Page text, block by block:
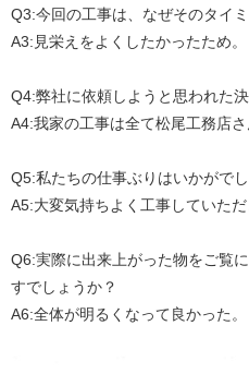
Q3:今回の工事は、なぜそのタイ
A3: 見栄えをよくしたかったため。
Q4:弊社に依頼しようと思われた
A4:我家の工事は全て松尾工務店
Q5:私たちの仕事ぶりはいかがで
A5:大変気持ちよく工事していただ
Q6:実際に出来上がった物をご覧
すでしょうか？
A6:全体が明るくなって良かった。